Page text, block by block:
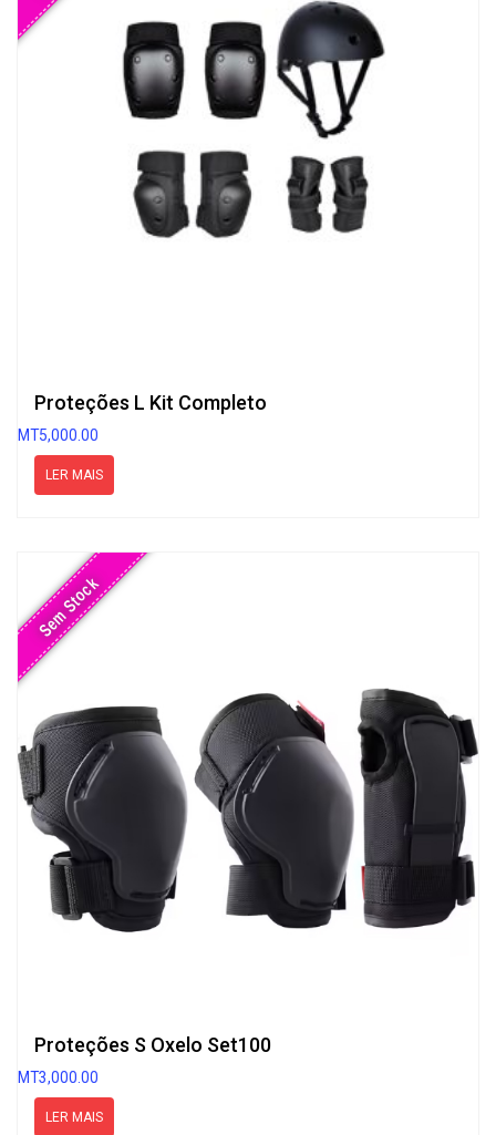
Proteções L Kit Completo
MT5,000.00
LER MAIS
Sem Stock
Proteções S Oxelo Set100
MT3,000.00
LER MAIS